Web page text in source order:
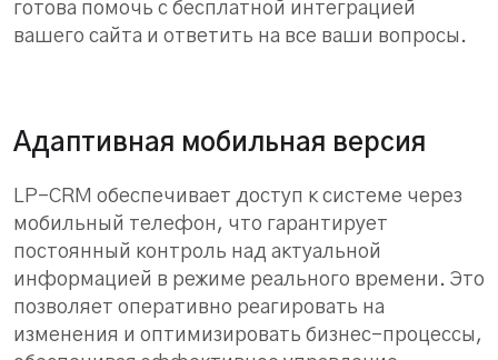
Адаптивная мобильная версия
LP-CRM обеспечивает доступ к системе через
мобильный телефон, что гарантирует
постоянный контроль над актуальной
информацией в режиме реального времени. Это
позволяет оперативно реагировать на
изменения и оптимизировать бизнес-процессы,
готова помочь с бесплатной интеграцией
вашего сайта и ответить на все ваши вопросы.